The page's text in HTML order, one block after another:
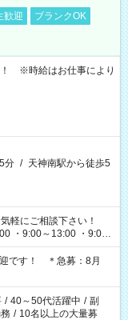
歓迎
ブランクOK
※時給はお仕事により
分 / 天神南駅から徒歩5
軽にご相談下さい！
・9:00～13:00 ・9:00
・15:00～20:00 ・
他時間多数あり！）
です！ ＊急募：8月
/ 40～50代活躍中 / 副
/ 10名以上の大量募